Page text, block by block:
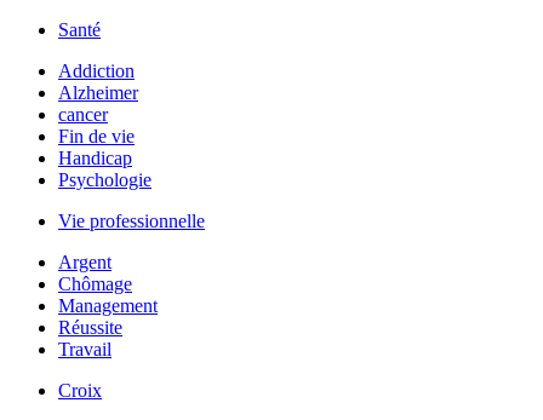
Santé
Addiction
Alzheimer
cancer
Fin de vie
Handicap
Psychologie
Vie professionnelle
Argent
Chômage
Management
Réussite
Travail
Croix